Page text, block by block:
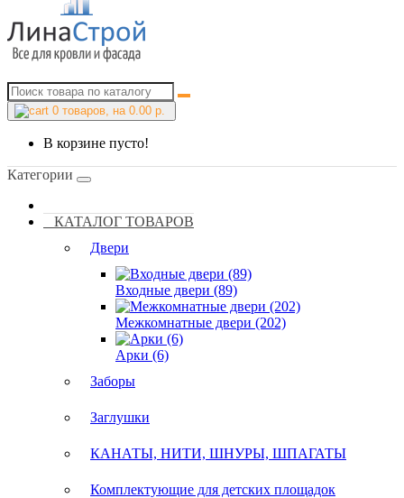
0 товаров, на 0.00 р.
В корзине пусто!
Категории
КАТАЛОГ ТОВАРОВ
Двери
Входные двери (89)
Межкомнатные двери (202)
Арки (6)
Заборы
Заглушки
КАНАТЫ, НИТИ, ШНУРЫ, ШПАГАТЫ
Комплектующие для детских площадок